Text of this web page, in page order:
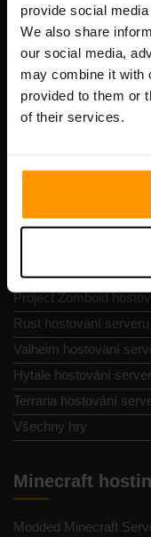
provide social
We also share
our social media,
may combine it with
provided to them or
of their services.
Pracovní místa
Dedicated game server
Sitemap
Bedrock hostování
Palworld hostování
Project Zomboid
Rust hostování serveru
Valheim hostování
Hytale hostování
Terraria hostování
Všechny hry
Minecraft
Modded Minecraft